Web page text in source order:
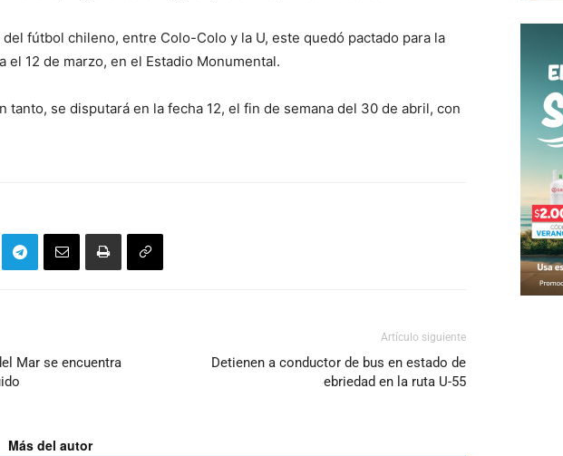
fútbol chileno, entre Colo-Colo y la U, este quedó pactado para la
el 12 de marzo, en el Estadio Monumental.
tanto, se disputará en la fecha 12, el fin de semana del 30 de abril, con
Mar se encuentra
Artículo siguiente
Detienen a conductor de bus en estado de
ebriedad en la ruta U-55
Más del autor